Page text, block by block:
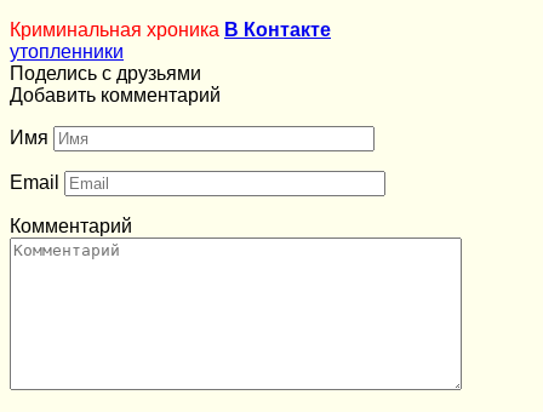
Криминальная хроника В Контакте
утопленники
Поделись с друзьями
Добавить комментарий
Имя
Email
Комментарий